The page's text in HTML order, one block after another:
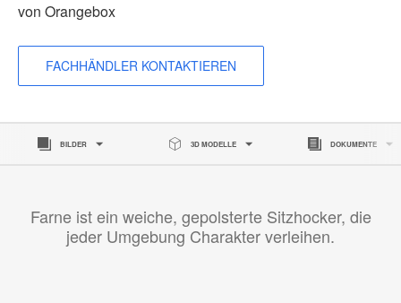
von Orangebox
FACHHÄNDLER KONTAKTIEREN
BILDER 3D MODELLE DOKUMENTE
Farne ist ein weiche, gepolsterte Sitzhocker, die
jeder Umgebung Charakter verleihen.